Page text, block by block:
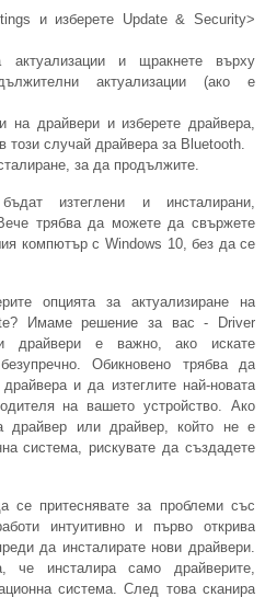
и изберете Update & Security>
актуализации и щракнете върху
актуализации (ако е
на драйвери и изберете драйвера,
този случай драйвера за Bluetooth.
за да продължите.
изтеглени и инсталирани,
трябва да можете да свържете
компютър с Windows 10, без да се
опцията за актуализиране на
Имаме решение за вас - Driver
драйвери е важно, ако искате
Обикновено трябва да
и да изтеглите най-новата
на вашето устройство. Ако
драйвер или драйвер, който не е
система, рискувате да създадете
притеснявате за проблеми със
интуитивно и първо открива
да инсталирате нови драйвери.
инсталира само драйверите,
система. След това сканира